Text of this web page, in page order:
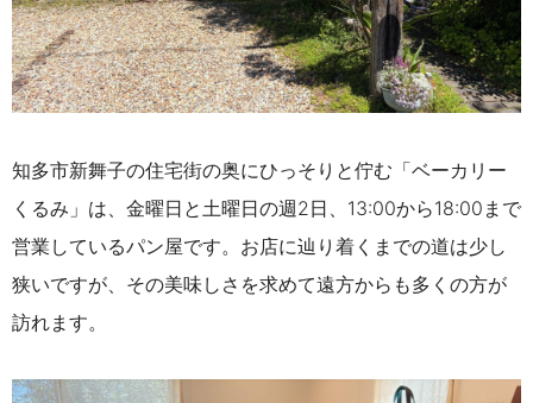
知多市新舞子の住宅街の奥にひっそりと佇む「ベーカリー
くるみ」は、金曜日と土曜日の週2日、13:00から18:00まで
営業しているパン屋です。お店に辿り着くまでの道は少し
狭いですが、その美味しさを求めて遠方からも多くの方が
訪れます。